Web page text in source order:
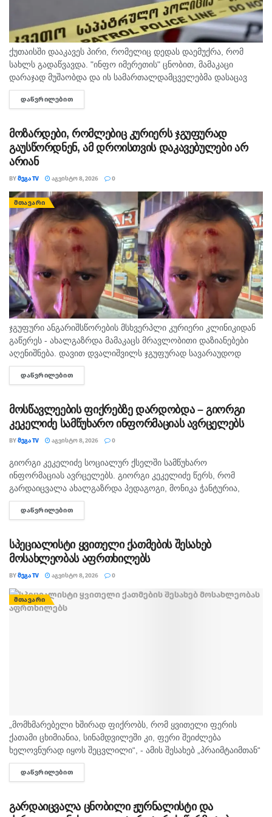
უკუსვლას ნიშნავს. მომავალი
არჩევნების მნიშვნელობის
გათვალისწინებით, ვაპირებ აქტიურად
ჩავება დეზინფორმაციასთან ბრძოლის
კამპანიაში, ვამხილო დესტრუქციული
ძალები და საზოგადოებამდე
სიმართლე მივიტანო“, – წერს ზურა
ქუთაისში დააკავეს პირი, რომელიც დედას დაემუქრა, რომ
სახლს გადაწვავდა. "ინფო იმერეთის" ცნობით, მამაკაცი
დარაჯად მუშაობდა და ის სამართალდამცველებმა დასაცავ
ობიექტზე აიყვანეს. შსს-ს ინფორმაციით, დაკავებულს
სისხლის სამართლის კოდექსის 11 პრიმა...
ᲓᲐᲬᲕᲠᲘᲚᲔᲑᲘᲗ
მოზარდები, რომლებიც კურიერს ჯგუფურად
გაუსწორდნენ, ამ დროისთვის დაკავებულები არ
არიან
BYᲛᲔᲒᲐ TV ᲐᲒᲕᲘᲡᲢᲝ 8, 2026 0
ᲛᲗᲐᲕᲐᲠᲘ
ჯგუფური ანგარიშსწორების მსხვერპლი კურიერი კლინიკიდან
გაწერეს - ახალგაზრდა მამაკაცს მრავლობითი დაზიანებები
აღენიშნება. დავით დვალიშვილს ჯგუფურად სავარაუდოდ
ხუთამდე მოზარდი გუშინ გაუსწორდა. ჯერ-ჯერობით
თავდამსხმელების დაკავების შესახებ ინფორმაცია არ
სამეთვალყურეო...
ᲓᲐᲬᲕᲠᲘᲚᲔᲑᲘᲗ
მოსწავლეების ფიქრებზე დარდობდა – გიორგი
კეკელიძე სამწუხარო ინფორმაციას ავრცელებს
BYᲛᲔᲒᲐ TV ᲐᲒᲕᲘᲡᲢᲝ 8, 2026 0
ᲛᲗᲐᲕᲐᲠᲘ
გიორგი კეკელიძე სოციალურ ქსელში სამწუხარო
ინფორმაციას ავრცელებს. გიორგი კეკელიძე წერს, რომ
გარდაიცვალა ახალგაზრდა პედაგოგი, მონიკა ჭანტურია,
რომელიც თავისი მოსწავლეების მიმართ განსაკუთრებული
სიყვარულით გამოირჩეოდა. „არასდროს მგონებია, რომ აქ,
ᲓᲐᲬᲕᲠᲘᲚᲔᲑᲘᲗ
სპეციალისტი ყვითელი ქათმების შესახებ
მოსახლეობას აფრთხილებს
BYᲛᲔᲒᲐ TV ᲐᲒᲕᲘᲡᲢᲝ 8, 2026 0
ᲛᲗᲐᲕᲐᲠᲘ
„მომხმარებელი ხშირად ფიქრობს, რომ ყვითელი ფერის
ქათამი ცხიმიანია, სინამდვილეში კი, ფერი შეიძლება
ხელოვნურად იყოს შეცვლილი“, - ამის შესახებ „პრაიმტაიმთან“
სურსათის უვნებლობის სპეციალისტი, ირაკლი არაბული
საუბრობს. „ბაზარი ითხოვს, რომ ქათამი იყოს...
ᲓᲐᲬᲕᲠᲘᲚᲔᲑᲘᲗ
გარდაიცვალა ცნობილი ჟურნალისტი და